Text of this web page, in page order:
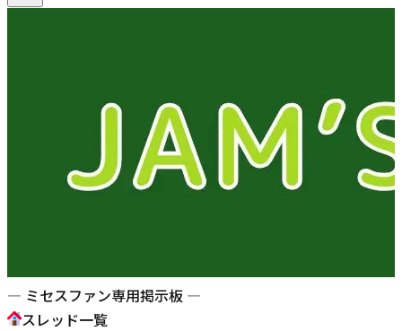
— ミセスファン専用掲示板 —
スレッド一覧